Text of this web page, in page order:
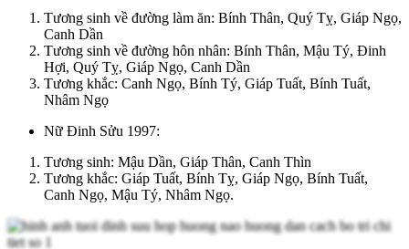
Tương sinh về đường làm ăn: Bính Thân, Quý Tỵ, Giáp Ngọ,
Canh Dần
Tương sinh về đường hôn nhân: Bính Thân, Mậu Tý, Đinh
Hợi, Quý Tỵ, Giáp Ngọ, Canh Dần
Tương khắc: Canh Ngọ, Bính Tý, Giáp Tuất, Bính Tuất,
Nhâm Ngọ
Nữ Đinh Sửu 1997:
Tương sinh: Mậu Dần, Giáp Thân, Canh Thìn
Tương khắc: Giáp Tuất, Bính Tỵ, Giáp Ngọ, Bính Tuất,
Canh Ngọ, Mậu Tý, Nhâm Ngọ.